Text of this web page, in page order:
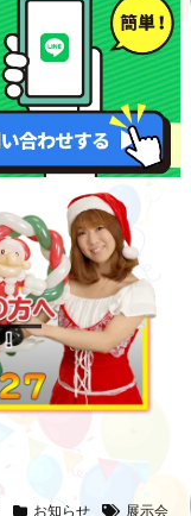
お知らせ 展示会